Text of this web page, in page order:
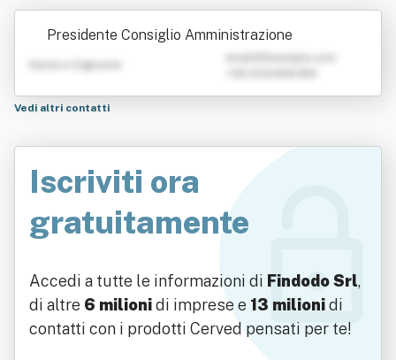
Presidente Consiglio Amministrazione
Nome e Cognome
Vedi altri contatti
Iscriviti ora
gratuitamente
Accedi a tutte le informazioni di Findodo Srl,
di altre 6 milionidi imprese e 13 milionidi
contatti con i prodotti Cerved pensati per te!